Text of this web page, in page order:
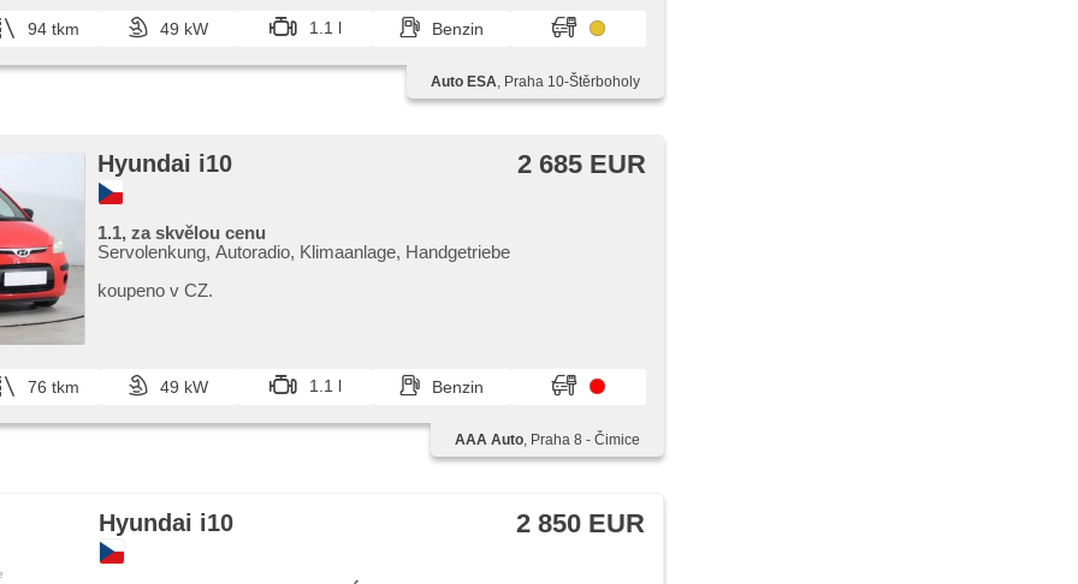
94 tkm 49 kW 1.1 l Benzin
Auto ESA, Praha 10-Štěrboholy
Hyundai i10 2 685 EUR
1.1, za skvělou cenu
Servolenkung, Autoradio, Klimaanlage, Handgetriebe
koupeno v CZ.
76 tkm 49 kW 1.1 l Benzin
AAA Auto, Praha 8 - Čimice
Hyundai i10 2 850 EUR